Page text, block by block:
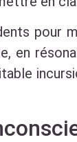
pour
en